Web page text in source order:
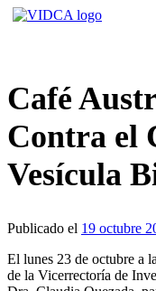
Saltar
Café
Contra el
Vesícula
Publicado el 19 octubre
El lunes 23 de octubre a
de la Vicerrectoría de